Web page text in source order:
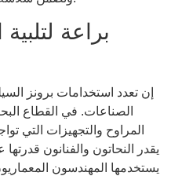
براعة
إن تعدد استخدامات برونز
الصناعات. في القطاع
المراوح والتجهيزات التي
يقدر النحاتون والفنانون
يستخدمها المهندسون